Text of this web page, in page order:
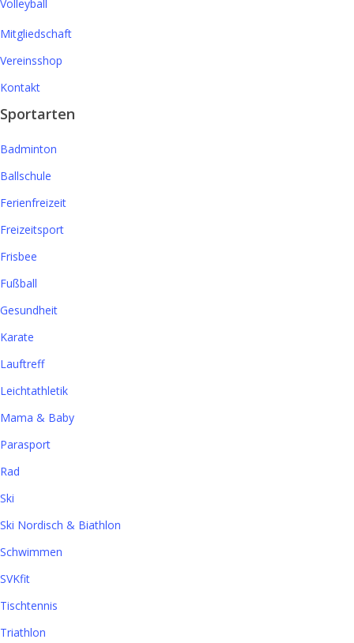
Volleyball
Mitgliedschaft
Vereinsshop
Kontakt
Sportarten
Badminton
Ballschule
Ferienfreizeit
Freizeitsport
Frisbee
Fußball
Gesundheit
Karate
Lauftreff
Leichtathletik
Mama & Baby
Parasport
Rad
Ski
Ski Nordisch & Biathlon
Schwimmen
SVKfit
Tischtennis
Triathlon